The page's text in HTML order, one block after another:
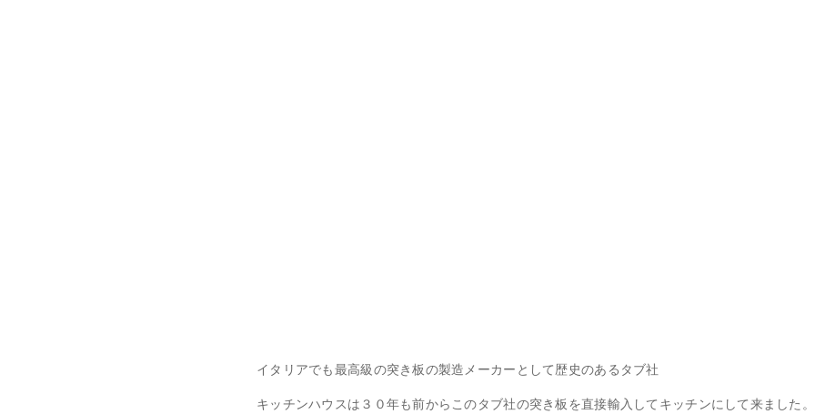
イタリアでも最高級の突き板の製造メーカーとして歴史のあるタブ社
キッチンハウスは３０年も前からこのタブ社の突き板を直接輸入してキッチンにして来ました。